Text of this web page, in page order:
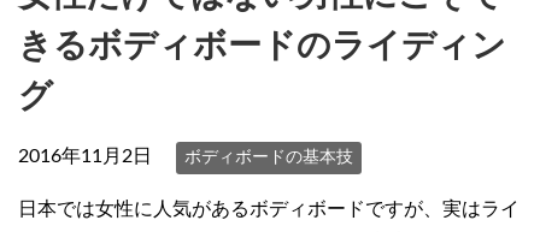
きるボディボードのライディン
グ
2016年11月2日 ボディボードの基本技
日本では女性に人気があるボディボードですが、実はライ